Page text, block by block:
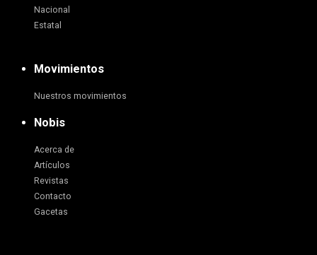
Nacional
Estatal
Movimientos
Nuestros movimientos
Nobis
Acerca de
Artículos
Revistas
Contacto
Gacetas